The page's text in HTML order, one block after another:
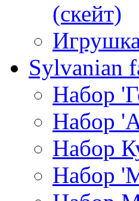
(скейт)
Sylvanian
Набор
Набор
Набор
Набор